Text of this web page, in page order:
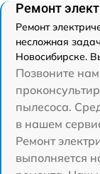
Ремонт
Ремонт
несложная
Новосибирске.
Позвоните
пылесоса.
в нашем
Ремонт
выполняется